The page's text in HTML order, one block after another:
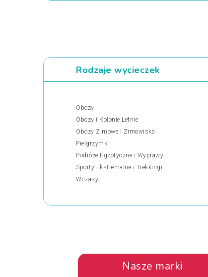
Rodzaje wycieczek
Obozy
Obozy i Kolonie Letnie
Obozy Zimowe i Zimowiska
Pielgrzymki
Podróże Egzotyczne i Wyprawy
Sporty Ekstremalne i Trekkingi
Wczasy
Nasze marki